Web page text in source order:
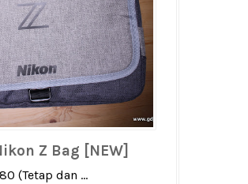
Z Bag [NEW]
(Tetap dan ...